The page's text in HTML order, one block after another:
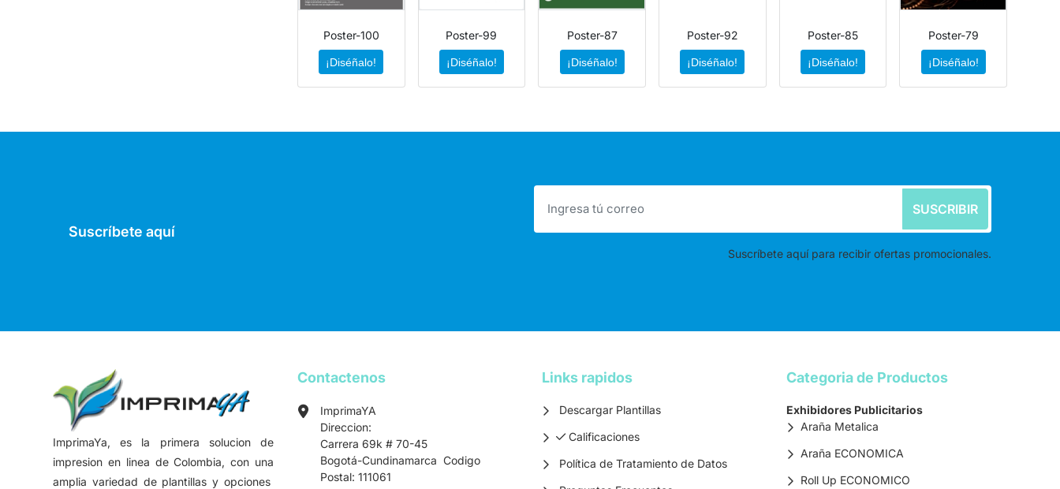
Poster-100
¡Diséñalo!
Poster-99
¡Diséñalo!
Poster-87
¡Diséñalo!
Poster-92
¡Diséñalo!
Poster-85
¡Diséñalo!
Poster-79
¡Diséñalo!
Suscríbete aquí
SUSCRIBIR
Suscríbete aquí para recibir ofertas promocionales.
ImprimaYa, es la primera solucion de
impresion en linea de Colombia, con una
amplia variedad de plantillas y opciones
Contactenos
ImprimaYA
Direccion:
Carrera 69k # 70-45
Bogotá-Cundinamarca Codigo
Postal: 111061
Links rapidos
Descargar Plantillas
Calificaciones
Calificaciones
Política de Tratamiento de Datos
Categoria de Productos
Exhibidores Publicitarios
Araña Metalica
Araña ECONOMICA
Roll Up ECONOMICO